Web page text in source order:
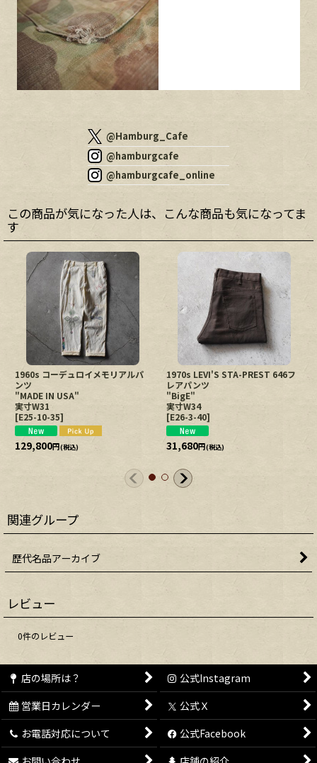
@Hamburg_Cafe
@hamburgcafe
@hamburgcafe_online
この商品が気になった人は、こんな商品も気になってま
す
1960s コーデュロイメモリアルパ
ンツ
"MADE IN USA"
実寸W31
[E25-10-35]
129,800円(税込)
1970s LEVI'S STA-PREST 646フ
レアパンツ
"BigE"
実寸W34
[E26-3-40]
31,680円(税込)
関連グループ
歴代名品アーカイブ
レビュー
0件のレビュー
店の場所は？
公式Instagram
営業日カレンダー
公式Ｘ
お電話対応について
公式Facebook